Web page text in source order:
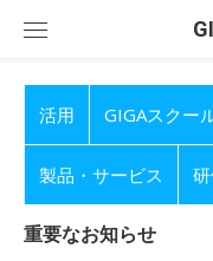
活用 GIGAスクー
製品・サービス
重要なお知らせ